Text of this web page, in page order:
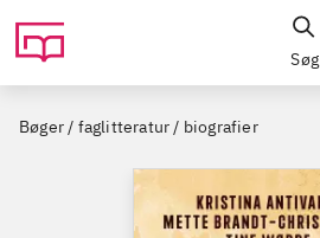
Søg
Bøger / faglitteratur / biografier